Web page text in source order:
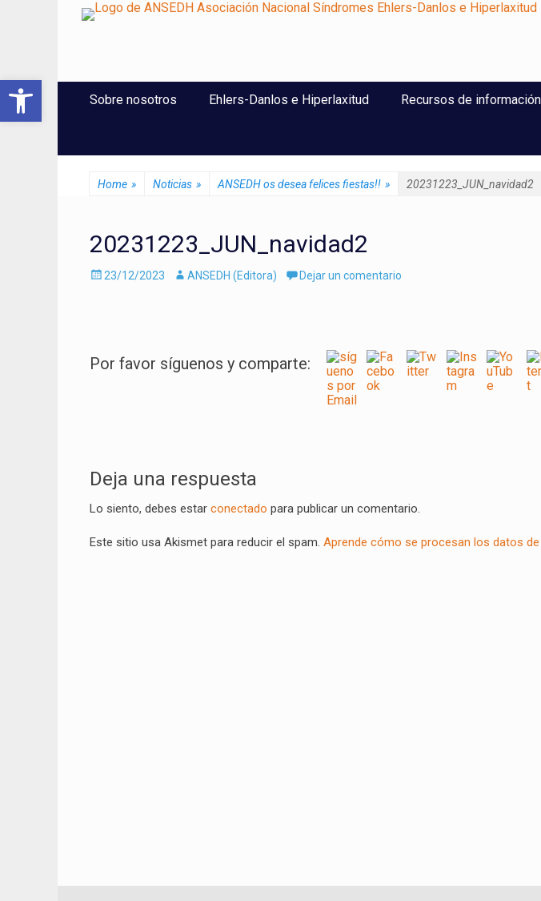
Abrir barra de herramientas
ANSEDH
Asociación Nacional del Síndrome de Ehlers-Danlos e Hiperlaxitud
Menú Principal
Sobre nosotros Ehlers-Danlos e Hiperlaxitud Recursos de información
Home » Noticias » ANSEDH os desea felices fiestas!! » 20231223_JUN_navidad2
20231223_JUN_navidad2
Enviado
23/12/2023 AutorANSEDH (Editora) Dejar un comentario
Por favor síguenos y comparte:
de
entradas
Deja una respuesta
Lo siento, debes estar conectado para publicar un comentario.
Este sitio usa Akismet para reducir el spam. Aprende cómo se procesan los datos